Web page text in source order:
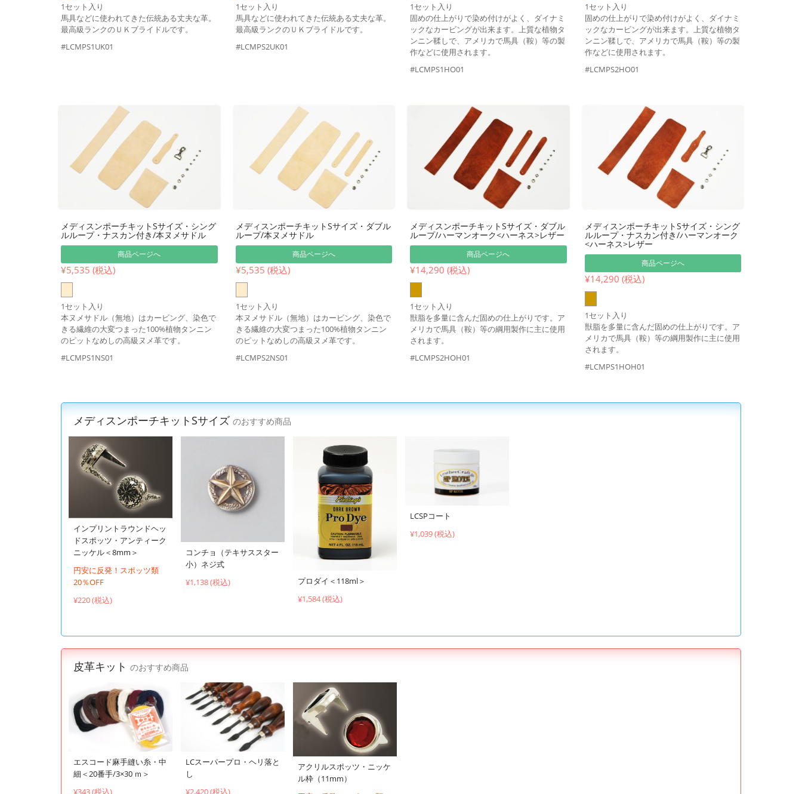
1セット入り
馬具などに使われてきた伝統ある丈夫な革。
最高級ランクのＵＫブライドルです。
#LCMPS1UK01
1セット入り
馬具などに使われてきた伝統ある丈夫な革。
最高級ランクのＵＫブライドルです。
#LCMPS2UK01
1セット入り
固めの仕上がりで染め付けがよく、ダイナミ
ックなカービングが出来ます。上質な植物タ
ンニン鞣しで、アメリカで馬具（鞍）等の製
作などに使用されます。
#LCMPS1HO01
1セット入り
固めの仕上がりで染め付けがよく、ダイナミ
ックなカービングが出来ます。上質な植物タ
ンニン鞣しで、アメリカで馬具（鞍）等の製
作などに使用されます。
#LCMPS2HO01
メディスンポーチキットSサイズ・シング
ルループ・ナスカン付き/本ヌメサドル
商品ページへ
¥5,535 (税込)
1セット入り
本ヌメサドル（無地）はカービング、染色で
きる繊維の大変つまった100%植物タンニン
のピットなめしの高級ヌメ革です。
#LCMPS1NS01
メディスンポーチキットSサイズ・ダブル
ループ/本ヌメサドル
商品ページへ
¥5,535 (税込)
1セット入り
本ヌメサドル（無地）はカービング、染色で
きる繊維の大変つまった100%植物タンニン
のピットなめしの高級ヌメ革です。
#LCMPS2NS01
メディスンポーチキットSサイズ・ダブル
ループ/ハーマンオーク<ハーネス>レザー
商品ページへ
¥14,290 (税込)
1セット入り
獣脂を多量に含んだ固めの仕上がりです。ア
メリカで馬具（鞍）等の綱用製作に主に使用
されます。
#LCMPS2HOH01
メディスンポーチキットSサイズ・シング
ルループ・ナスカン付き/ハーマンオーク
<ハーネス>レザー
商品ページへ
¥14,290 (税込)
1セット入り
獣脂を多量に含んだ固めの仕上がりです。ア
メリカで馬具（鞍）等の綱用製作に主に使用
されます。
#LCMPS1HOH01
メディスンポーチキットSサイズ のおすすめ商品
インプリントラウンドヘッ
ドスポッツ・アンティーク
ニッケル＜8mm＞
円安に反発！スポッツ類
20％OFF
¥220 (税込)
コンチョ（テキサススター
小）ネジ式
¥1,138 (税込)
プロダイ＜118ml＞
¥1,584 (税込)
LCSPコート
¥1,039 (税込)
皮革キット のおすすめ商品
エスコード麻手縫い糸・中
細＜20番手/3×30 ｍ＞
¥343 (税込)
LCスーパープロ・ヘリ落と
し
¥2,420 (税込)
アクリルスポッツ・ニッケ
ル枠（11mm）